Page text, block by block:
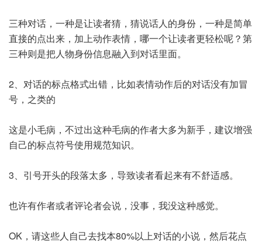
三种对话，一种是让读者猜，猜说话人的身份，一种是简单
直接的点出来，加上动作表情，哪一个让读者更轻松呢？第
三种则是把人物身份信息融入到对话里面。
2、对话的标点格式出错，比如表情动作后的对话没有加冒
号，之类的
这是小毛病，不过出这种毛病的作者大多为新手，建议增强
自己的标点符号使用规范知识。
3、引号开头的段落太多，导致读者看起来有不舒适感。
也许有作者或者评论者会说，没事，我没这种感觉。
OK，请这些人自己去找本80%以上对话的小说，然后花点